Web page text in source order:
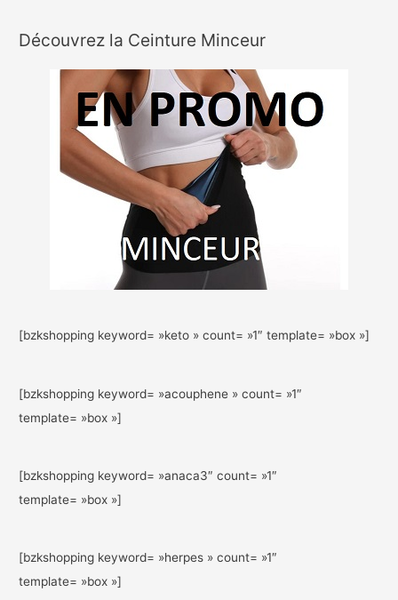
Découvrez la Ceinture Minceur
[bzkshopping keyword= »keto » count= »1″ template= »box »]
[bzkshopping keyword= »acouphene » count= »1″
template= »box »]
[bzkshopping keyword= »anaca3″ count= »1″
template= »box »]
[bzkshopping keyword= »herpes » count= »1″
template= »box »]